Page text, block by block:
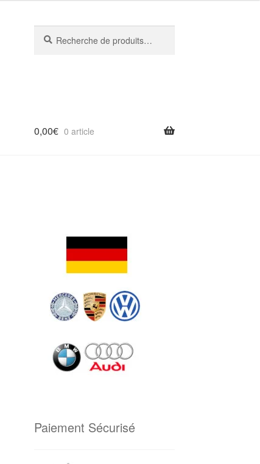
pour :
0,00€ 0 article
Paiement Sécurisé